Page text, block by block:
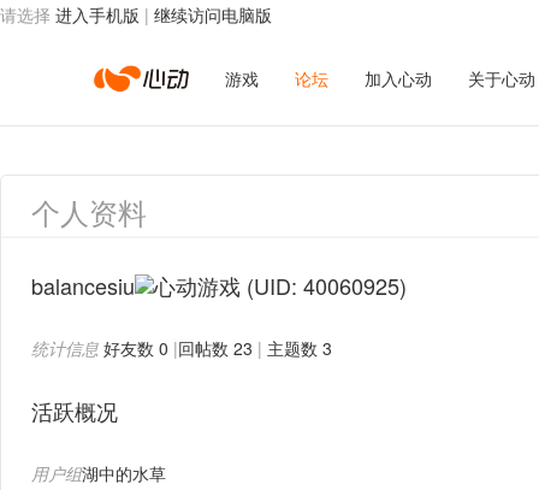
请选择 进入手机版 | 继续访问电脑版
心
动
络
游戏 论坛 加入心动 关于心动
个人资料
balancesiu (UID: 40060925)
统计信息 好友数 0 |回帖数 23 | 主题数 3
活跃概况
用户组湖中的水草